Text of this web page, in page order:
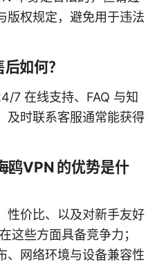
版权规定，避免用于违法
如何？
7 在线支持、FAQ 与知
及时联系客服通常能获得
鸥VPN 的优势是什
性价比、以及对新手友好
这些方面具备竞争力；
、网络环境与设备兼容性